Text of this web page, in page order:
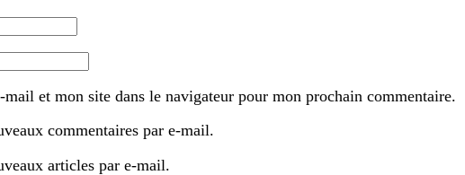
et mon site dans le navigateur pour mon prochain commentaire.
commentaires par e-mail.
articles par e-mail.